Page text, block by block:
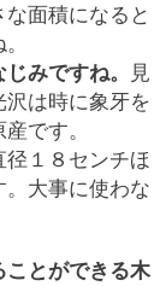
面積になると
みですね。
見
沢は時に象牙を
です。
径１８センチほ
。大事に使わな
ことができる木